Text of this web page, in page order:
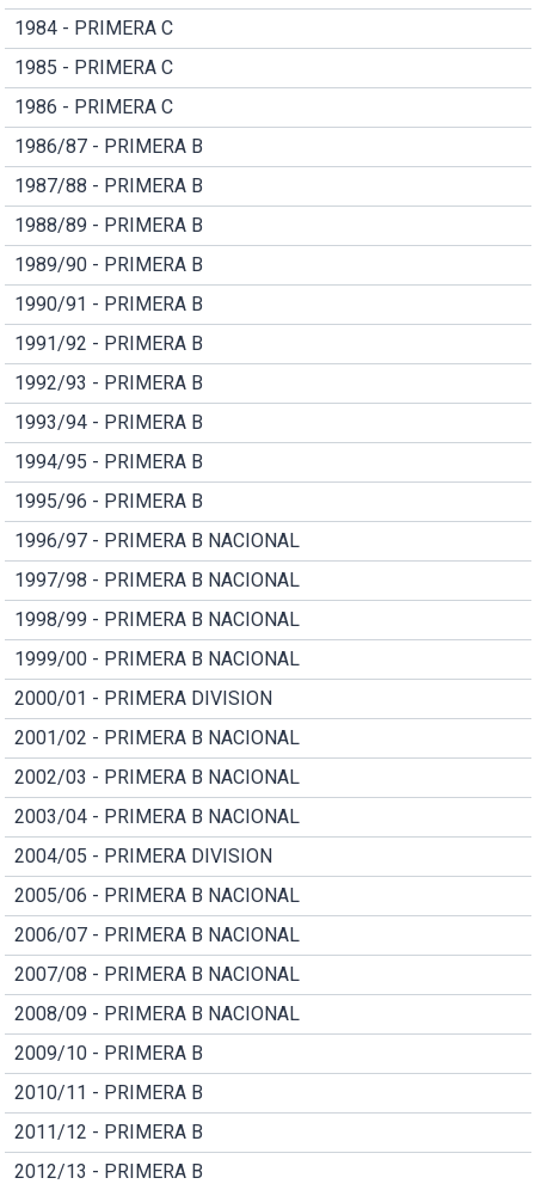
1984 - PRIMERA C
1985 - PRIMERA C
1986 - PRIMERA C
1986/87 - PRIMERA B
1987/88 - PRIMERA B
1988/89 - PRIMERA B
1989/90 - PRIMERA B
1990/91 - PRIMERA B
1991/92 - PRIMERA B
1992/93 - PRIMERA B
1993/94 - PRIMERA B
1994/95 - PRIMERA B
1995/96 - PRIMERA B
1996/97 - PRIMERA B NACIONAL
1997/98 - PRIMERA B NACIONAL
1998/99 - PRIMERA B NACIONAL
1999/00 - PRIMERA B NACIONAL
2000/01 - PRIMERA DIVISION
2001/02 - PRIMERA B NACIONAL
2002/03 - PRIMERA B NACIONAL
2003/04 - PRIMERA B NACIONAL
2004/05 - PRIMERA DIVISION
2005/06 - PRIMERA B NACIONAL
2006/07 - PRIMERA B NACIONAL
2007/08 - PRIMERA B NACIONAL
2008/09 - PRIMERA B NACIONAL
2009/10 - PRIMERA B
2010/11 - PRIMERA B
2011/12 - PRIMERA B
2012/13 - PRIMERA B